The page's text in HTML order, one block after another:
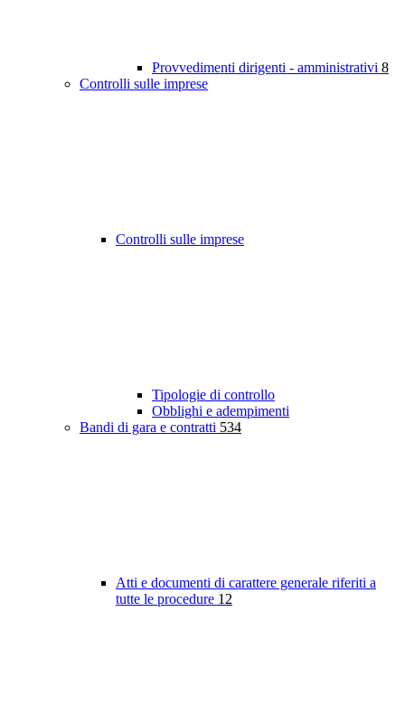
Provvedimenti dirigenti - amministrativi 8
Controlli sulle imprese
Controlli sulle imprese
Tipologie di controllo
Obblighi e adempimenti
Bandi di gara e contratti 534
Atti e documenti di carattere generale riferiti a
tutte le procedure 12